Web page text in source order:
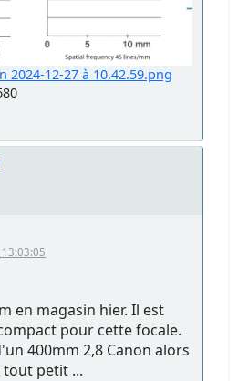
2024-12-27 à 10.42.59.png
en magasin hier. Il est
pour cette focale.
400mm 2,8 Canon alors
petit ...